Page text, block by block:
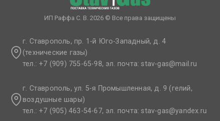
ИП Раффа С. В. 2026 © Все права защищены
г. Ставрополь, пр. 1-й Юго-Западный, д. 4
(технические газы)
тел.: +7 (909) 755-65-98, эл. почта: stav-gas@mail.ru​
г. Ставрополь, ул. 5-я Промышленная, д. 9 (гелий,
воздушные шары)
тел.: +7 (905) 463-54-67, эл. почта: stav-gas@yandex.ru​